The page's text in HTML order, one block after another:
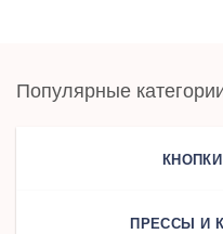
Популярные
ПРЕССЫ И